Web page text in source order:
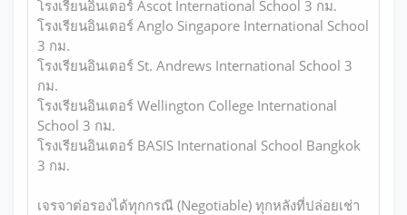
โรงเรียนอินเตอร์ Ascot International School 3 กม.
โรงเรียนอินเตอร์ Anglo Singapore International School
3 กม.
โรงเรียนอินเตอร์ St. Andrews International School 3
กม.
โรงเรียนอินเตอร์ Wellington College International
School 3 กม.
โรงเรียนอินเตอร์ BASIS International School Bangkok
3 กม.
เจรจาต่อรองได้ทุกกรณี (Negotiable) ทุกหลังที่ปล่อยเช่า